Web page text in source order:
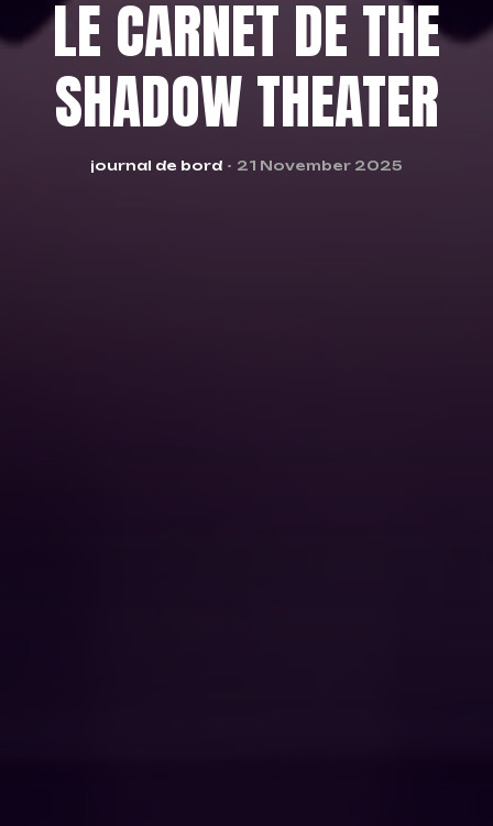
LE CARNET DE THE
SHADOW THEATER
Categories
journal de bord 21 November 2025